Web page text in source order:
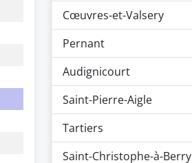
Cœuvres-et-Valsery
Pernant
Audignicourt
Saint-Pierre-Aigle
Tartiers
Saint-Christophe-à-Berry